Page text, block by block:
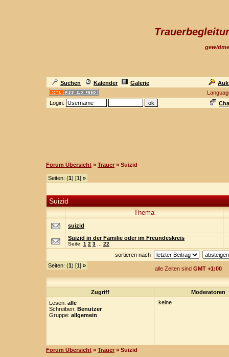
Suchen Kalender Galerie
Login:
Forum Übersicht » Trauer » Suizid
Seiten: (1) [1] »
Suizid
Thema
suizid
Suizid in der Familie oder im Freundeskreis
Seite: 1 2 3 22
sortieren nach
Seiten: (1) [1] » alle Zeiten sind GMT +1:00
Zugriff
Moderatoren
Lesen: alle
Schreiben: Benutzer
Gruppe: allgemein
keine
Forum Übersicht » Trauer » Suizid